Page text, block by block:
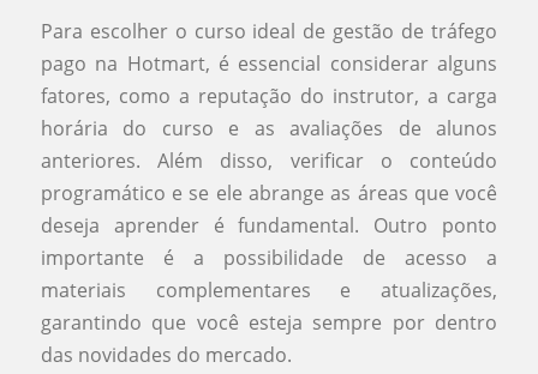
Para escolher o curso ideal de gestão de tráfego
pago na Hotmart, é essencial considerar alguns
fatores, como a reputação do instrutor, a carga
horária do curso e as avaliações de alunos
anteriores. Além disso, verificar o conteúdo
programático e se ele abrange as áreas que você
deseja aprender é fundamental. Outro ponto
importante é a possibilidade de acesso a
materiais complementares e atualizações,
garantindo que você esteja sempre por dentro
das novidades do mercado.